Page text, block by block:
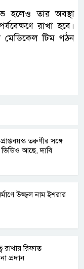
হলেও তার অবস্থা
রাখা হবে।
মেডিকেল টিম গঠন
তরুণীর সঙ্গে
আছে, দাবি
উজ্জ্বল নাম ইশরার
রাখায় রিফাত
প্রদান